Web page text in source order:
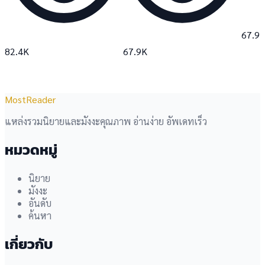
82.4K 67.9K
67.9K
MostReader
แหล่งรวมนิยายและมังงะคุณภาพ อ่านง่าย อัพเดทเร็ว
หมวดหมู่
นิยาย
มังงะ
อันดับ
ค้นหา
เกี่ยวกับ